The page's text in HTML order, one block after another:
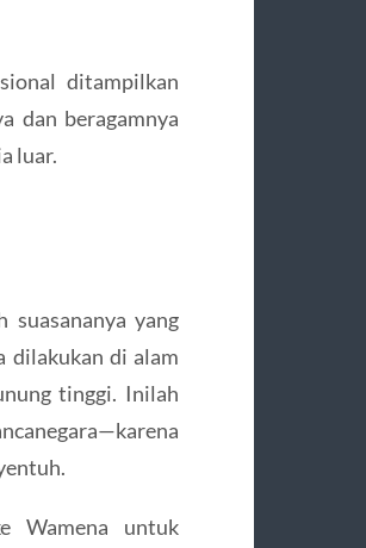
ditampilkan
dan beragamnya
luar.
suasananya yang
dilakukan di alam
tinggi. Inilah
Wamena untuk